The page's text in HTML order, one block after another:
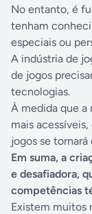
No entanto, é
tenham
especiais ou
A indústria de
de jogos
tecnologias.
À medida que a
mais
jogos se tornará
Em suma, a
e desafiadora,
competências
Existem muitos